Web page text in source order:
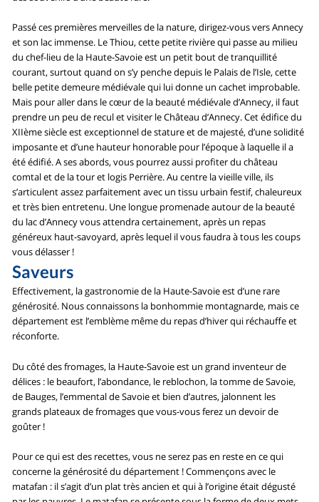
Passé ces premières merveilles de la nature, dirigez-vous vers Annecy
et son lac immense. Le Thiou, cette petite rivière qui passe au milieu
du chef-lieu de la Haute-Savoie est un petit bout de tranquillité
courant, surtout quand on s’y penche depuis le Palais de l’Isle, cette
belle petite demeure médiévale qui lui donne un cachet improbable.
Mais pour aller dans le cœur de la beauté médiévale d’Annecy, il faut
prendre un peu de recul et visiter le Château d’Annecy. Cet édifice du
XIIème siècle est exceptionnel de stature et de majesté, d’une solidité
imposante et d’une hauteur honorable pour l’époque à laquelle il a
été édifié. A ses abords, vous pourrez aussi profiter du château
comtal et de la tour et logis Perrière. Au centre la vieille ville, ils
s’articulent assez parfaitement avec un tissu urbain festif, chaleureux
et très bien entretenu. Une longue promenade autour de la beauté
du lac d’Annecy vous attendra certainement, après un repas
généreux haut-savoyard, après lequel il vous faudra à tous les coups
vous délasser !
Saveurs
Effectivement, la gastronomie de la Haute-Savoie est d’une rare
générosité. Nous connaissons la bonhommie montagnarde, mais ce
département est l’emblème même du repas d’hiver qui réchauffe et
réconforte.
Du côté des fromages, la Haute-Savoie est un grand inventeur de
délices : le beaufort, l’abondance, le reblochon, la tomme de Savoie,
de Bauges, l’emmental de Savoie et bien d’autres, jalonnent les
grands plateaux de fromages que vous-vous ferez un devoir de
goûter !
Pour ce qui est des recettes, vous ne serez pas en reste en ce qui
concerne la générosité du département ! Commençons avec le
matafan : il s’agit d’un plat très ancien et qui à l’origine était dégusté